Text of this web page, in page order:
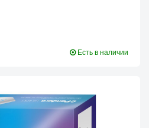
Есть в наличии